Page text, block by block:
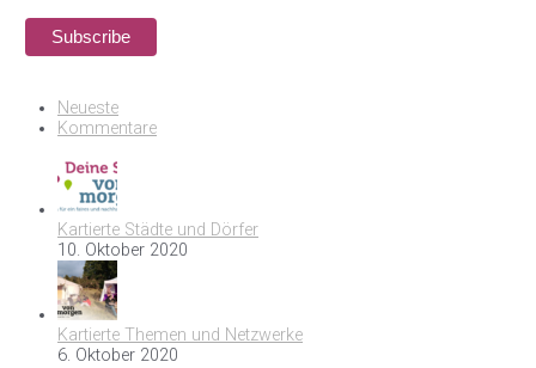
Neueste
Kommentare
Kartierte Städte und Dörfer
10. Oktober 2020
Kartierte Themen und Netzwerke
6. Oktober 2020